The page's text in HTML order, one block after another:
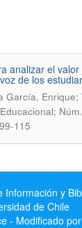
analizar el
de los
Garcí­a, Enrique;
115
Información y
de Chile
- Modificado